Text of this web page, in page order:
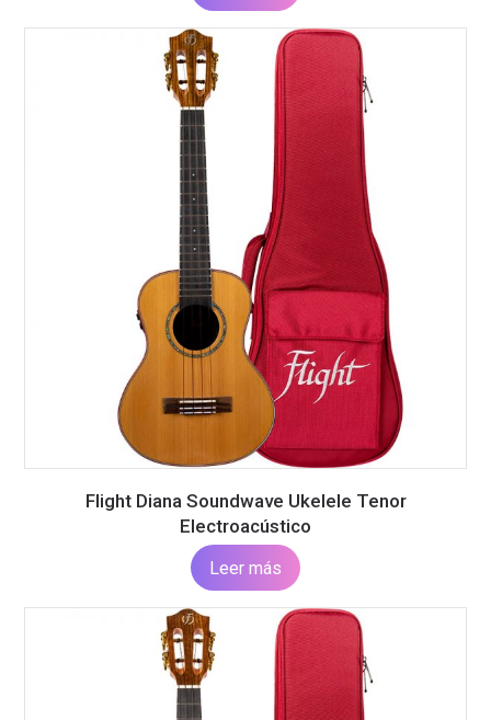
Flight Diana Soundwave Ukelele Tenor
Electroacústico
Leer más